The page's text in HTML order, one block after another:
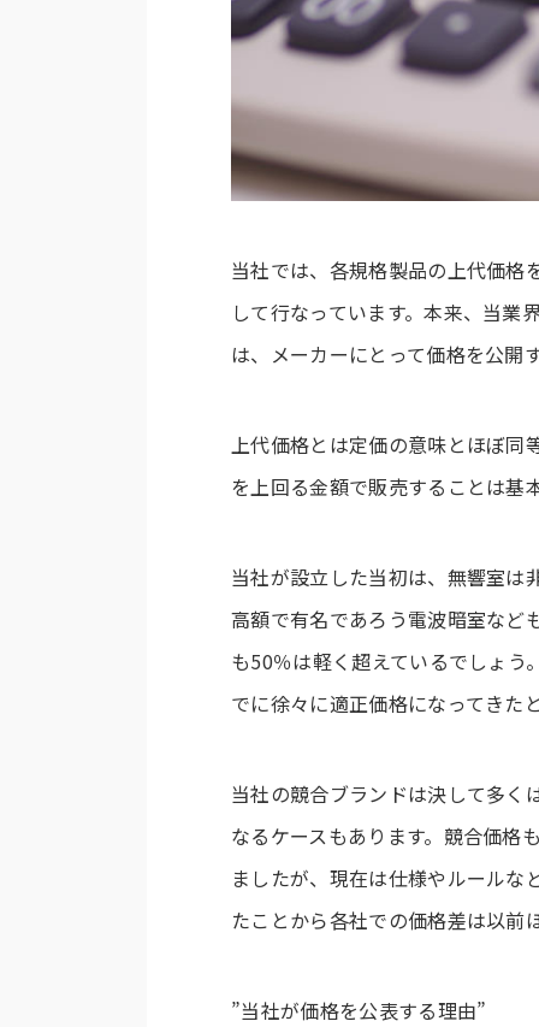
当社では、各規格製品の上代価格
して行なっています。本来、当業
は、メーカーにとって価格を公開
上代価格とは定価の意味とほぼ同
を上回る金額で販売することは基
当社が設立した当初は、無響室は
高額で有名であろう電波暗室など
も50％は軽く超えているでしょう
でに徐々に適正価格になってきた
当社の競合ブランドは決して多く
なるケースもあります。競合価格
ましたが、現在は仕様やルールな
たことから各社での価格差は以前
”当社が価格を公表する理由”